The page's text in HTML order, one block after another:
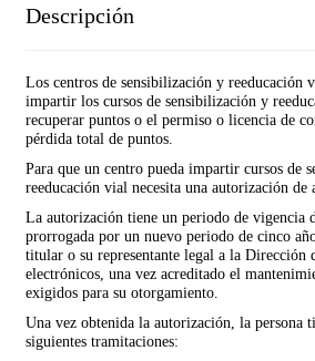
Descripción
Los centros de sensibilización y reeducación
impartir los cursos de sensibilización y
recuperar puntos o el permiso o licencia de
pérdida total de puntos.
Para que un centro pueda impartir cursos de
reeducación vial necesita una autorización de
La autorización tiene un periodo de vigencia
prorrogada por un nuevo periodo de cinco
titular o su representante legal a la Dirección
electrónicos, una vez acreditado el
exigidos para su otorgamiento.
Una vez obtenida la autorización, la persona
siguientes tramitaciones: